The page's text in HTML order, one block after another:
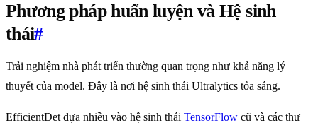
Phương pháp huấn luyện và Hệ sinh
thái#
Trải nghiệm nhà phát triển thường quan trọng như khả năng lý
thuyết của model. Đây là nơi hệ sinh thái Ultralytics tỏa sáng.
EfficientDet dựa nhiều vào hệ sinh thái TensorFlow cũ và các thư